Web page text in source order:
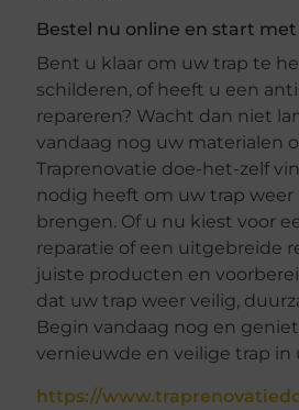
Bestel nu online en start
Bent u klaar om uw trap te
schilderen, of heeft u een
repareren? Wacht dan niet
vandaag nog uw materialen
Traprenovatie doe-het-zelf
nodig heeft om uw trap
brengen. Of u nu kiest voor
reparatie of een uitgebreide
juiste producten en
dat uw trap weer veilig,
Begin vandaag nog en
vernieuwde en veilige trap in
https://